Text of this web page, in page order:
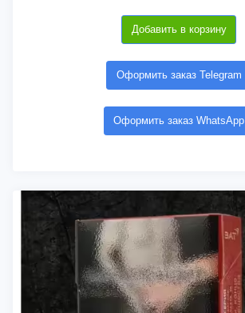
Добавить в корзину
Оформить заказ Telegram
Оформить заказ WhatsApp